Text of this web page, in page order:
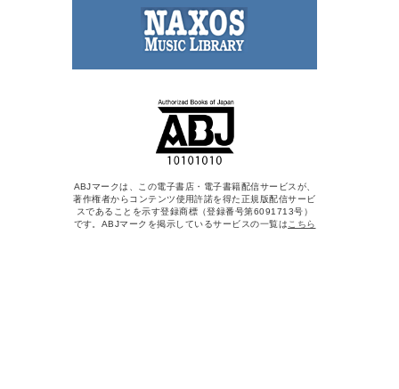
ABJマークは、この電子書店・電子書籍配信サービスが、
著作権者からコンテンツ使用許諾を得た正規版配信サービ
スであることを示す登録商標（登録番号第6091713号）
です。ABJマークを掲示しているサービスの一覧はこちら